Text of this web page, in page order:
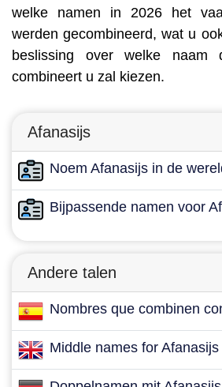
welke namen in 2026 het
werden gecombineerd, wat u
beslissing over welke naam
combineert u zal kiezen.
Afanasijs
Noem Afanasijs in de
Bijpassende namen voor
Andere talen
Nombres que combinen
Middle names for Afanasijs